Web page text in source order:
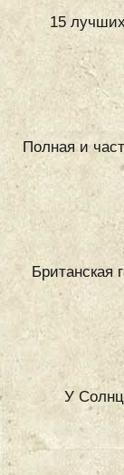
15
Полная и
Британская
У